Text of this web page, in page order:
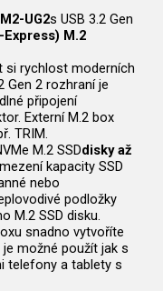
UG2s USB 3.2 Gen
Express) M.2
si rychlost moderních
Gen 2 rozhraní je
připojení
Externí M.2 box
TRIM.
M.2 SSDdisky až
kapacity SSD
nebo
podložky
M.2 SSD disku.
snadno vytvoříte
je možné použít jak s
telefony a tablety s